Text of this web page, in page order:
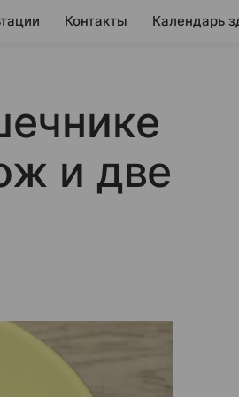
Контакты Календарь
и две